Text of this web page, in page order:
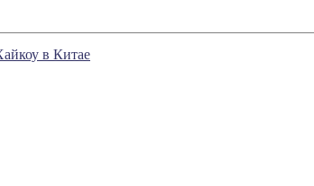
в Китае